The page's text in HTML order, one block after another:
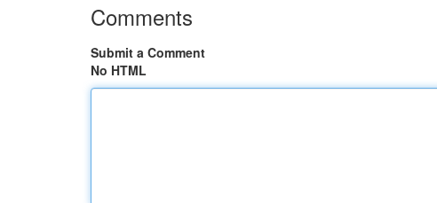
Comments
Submit a Comment
No HTML